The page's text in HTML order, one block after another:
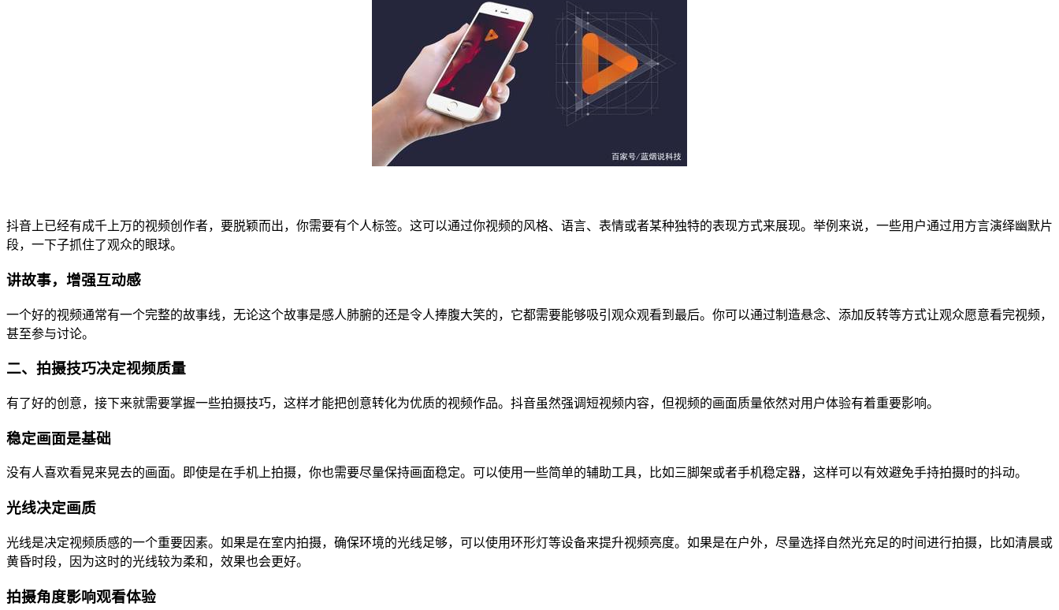
抖音上已经有成千上万的视频创作者，要脱颖而出，你需要有个人标签。这可以通过你视频的风格、语言、表情或者某种独特的表现方式来展现。举例来说，一些用户通过用方言演绎幽默片
段，一下子抓住了观众的眼球。
讲故事，增强互动感
一个好的视频通常有一个完整的故事线，无论这个故事是感人肺腑的还是令人捧腹大笑的，它都需要能够吸引观众观看到最后。你可以通过制造悬念、添加反转等方式让观众愿意看完视频，
甚至参与讨论。
二、拍摄技巧决定视频质量
有了好的创意，接下来就需要掌握一些拍摄技巧，这样才能把创意转化为优质的视频作品。抖音虽然强调短视频内容，但视频的画面质量依然对用户体验有着重要影响。
稳定画面是基础
没有人喜欢看晃来晃去的画面。即使是在手机上拍摄，你也需要尽量保持画面稳定。可以使用一些简单的辅助工具，比如三脚架或者手机稳定器，这样可以有效避免手持拍摄时的抖动。
光线决定画质
光线是决定视频质感的一个重要因素。如果是在室内拍摄，确保环境的光线足够，可以使用环形灯等设备来提升视频亮度。如果是在户外，尽量选择自然光充足的时间进行拍摄，比如清晨或
黄昏时段，因为这时的光线较为柔和，效果也会更好。
拍摄角度影响观看体验